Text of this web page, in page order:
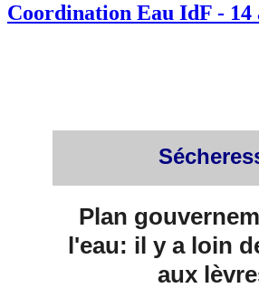
Coordination Eau IdF - 14
Plan
l'eau: il y a loin
aux